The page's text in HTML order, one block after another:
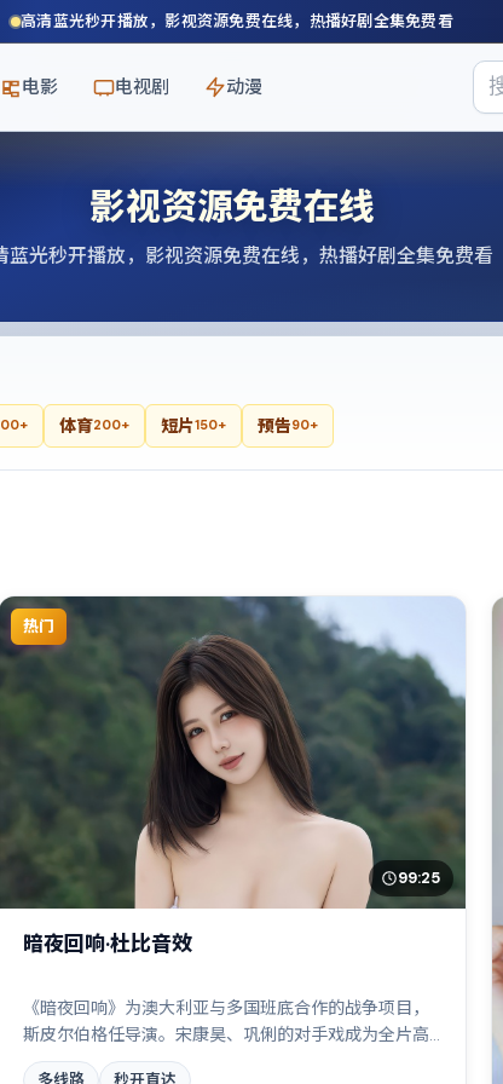
高清蓝光秒开播放，影视资源免费在线，热播好剧全集免费看
电影 电视剧 动漫
影视资源免费在线
蓝光秒开播放，影视资源免费在线，热播好剧全集免费看
体育200+ 短片150+ 预告90+
热门
99:25
暗夜回响·杜比音效
《暗夜回响》为澳大利亚与多国班底合作的战争项目，
斯皮尔伯格任导演。宋康昊、巩俐的对手戏成为全片高
光，科技伦理与情感羁绊形成强烈对撞。配乐与摄影风
多线路 秒开直达